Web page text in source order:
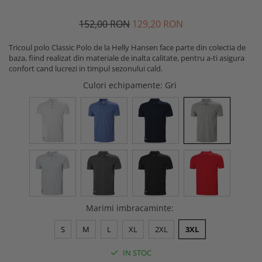
Echipamente specializate
Echipamente muncitori ferma
Echipamente veterinari
Echipamente mulgatori
Echipamente trimeri ongloane
Masti protectie
Casti si antifoane protectie
152,00RON 129,20 RON
Tricoul polo Classic Polo de la Helly Hansen face parte din colectia de
baza, fiind realizat din materiale de inalta calitate, pentru a-ti asigura
confort cand lucrezi in timpul sezonului cald.
Culori echipamente: Gri
Marimi imbracaminte:
S M L XL 2XL 3XL
IN STOC